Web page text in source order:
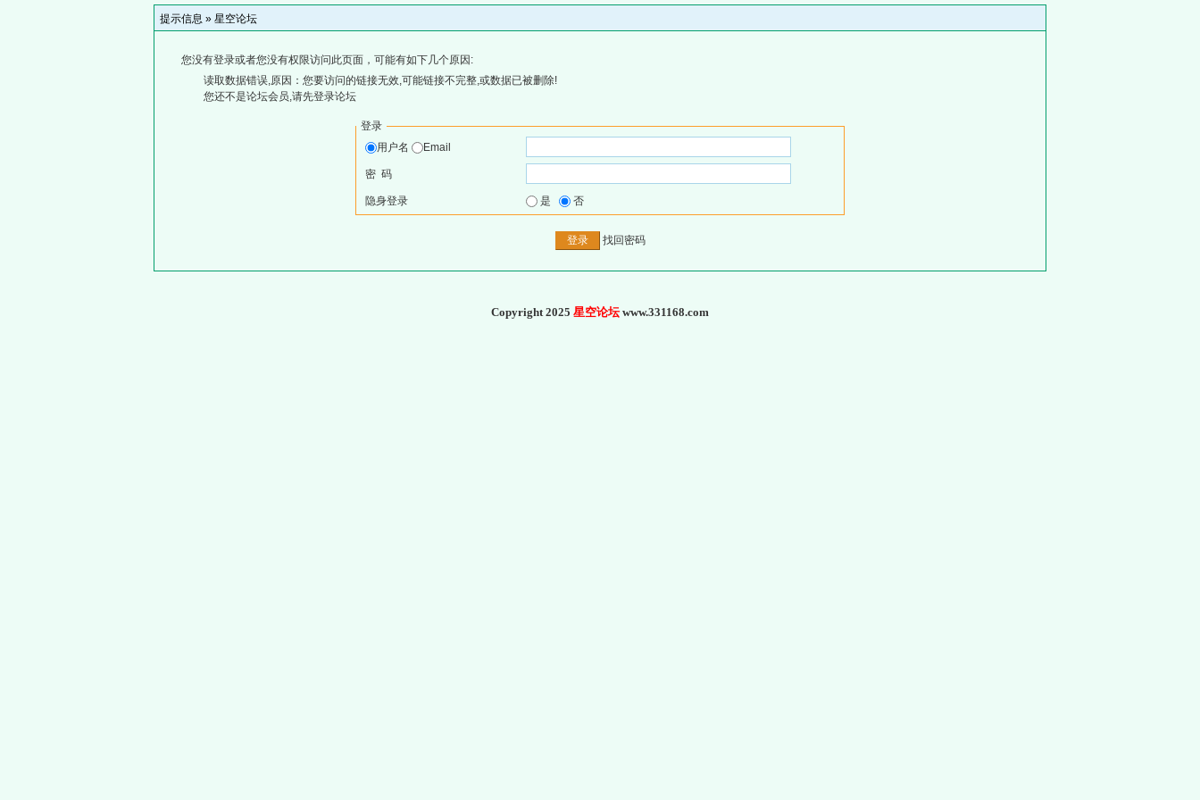
提示信息 » 星空论坛
您没有登录或者您没有权限访问此页面，可能有如下几个原因:
读取数据错误,原因：您要访问的链接无效,可能链接不完整,或数据已被删除!
您还不是论坛会员,请先登录论坛
登录
用户名
Email
密 码
隐身登录 是 否
找回密码
Copyright 2025 星空论坛www.331168.com